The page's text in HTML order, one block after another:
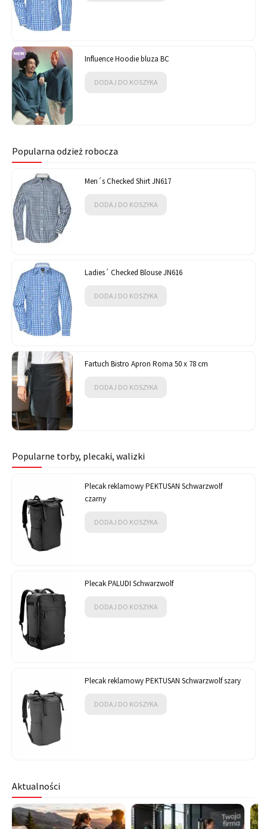
Influence Hoodie bluza BC
DODAJ DO KOSZYKA
Popularna odzież robocza
Men´s Checked Shirt JN617
DODAJ DO KOSZYKA
Ladies´ Checked Blouse JN616
DODAJ DO KOSZYKA
Fartuch Bistro Apron Roma 50 x 78 cm
DODAJ DO KOSZYKA
Popularne torby, plecaki, walizki
Plecak reklamowy PEKTUSAN Schwarzwolf
czarny
DODAJ DO KOSZYKA
Plecak PALUDI Schwarzwolf
DODAJ DO KOSZYKA
Plecak reklamowy PEKTUSAN Schwarzwolf szary
DODAJ DO KOSZYKA
Aktualności